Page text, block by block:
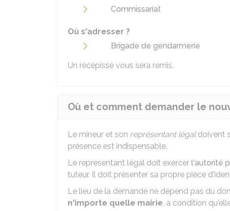
Commissariat
Où s'adresser ?
Brigade de gendarmerie
Un récépissé vous sera remis.
Où et comment demander le
Le mineur et son représentant légaldoivent
présence est indispensable.
Le représentant légal doit exercer l'autorité
tuteur. Il doit présenter sa propre pièce
Le lieu de la demande ne dépend pas du
n'importe quelle mairie, à condition